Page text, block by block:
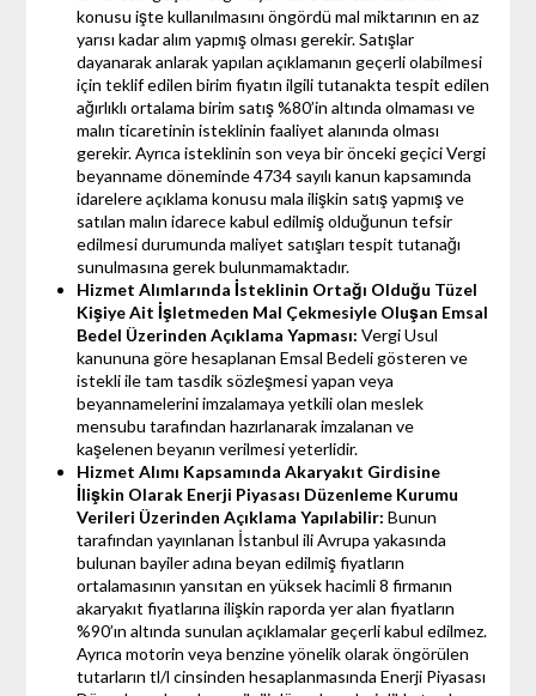
konusu işte kullanılmasını öngördü mal miktarının en az
yarısı kadar alım yapmış olması gerekir. Satışlar
dayanarak anlarak yapılan açıklamanın geçerli olabilmesi
için teklif edilen birim fiyatın ilgili tutanakta tespit edilen
ağırlıklı ortalama birim satış %80’in altında olmaması ve
malın ticaretinin isteklinin faaliyet alanında olması
gerekir. Ayrıca isteklinin son veya bir önceki geçici Vergi
beyanname döneminde 4734 sayılı kanun kapsamında
idarelere açıklama konusu mala ilişkin satış yapmış ve
satılan malın idarece kabul edilmiş olduğunun tefsir
edilmesi durumunda maliyet satışları tespit tutanağı
sunulmasına gerek bulunmamaktadır.
Hizmet Alımlarında İsteklinin Ortağı Olduğu Tüzel
Kişiye Ait İşletmeden Mal Çekmesiyle Oluşan Emsal
Bedel Üzerinden Açıklama Yapması: Vergi Usul
kanununa göre hesaplanan Emsal Bedeli gösteren ve
istekli ile tam tasdik sözleşmesi yapan veya
beyannamelerini imzalamaya yetkili olan meslek
mensubu tarafından hazırlanarak imzalanan ve
kaşelenen beyanın verilmesi yeterlidir.
Hizmet Alımı Kapsamında Akaryakıt Girdisine
İlişkin Olarak Enerji Piyasası Düzenleme Kurumu
Verileri Üzerinden Açıklama Yapılabilir: Bunun
tarafından yayınlanan İstanbul ili Avrupa yakasında
bulunan bayiler adına beyan edilmiş fiyatların
ortalamasının yansıtan en yüksek hacimli 8 firmanın
akaryakıt fiyatlarına ilişkin raporda yer alan fiyatların
%90’ın altında sunulan açıklamalar geçerli kabul edilmez.
Ayrıca motorin veya benzine yönelik olarak öngörülen
tutarların tl/l cinsinden hesaplanmasında Enerji Piyasası